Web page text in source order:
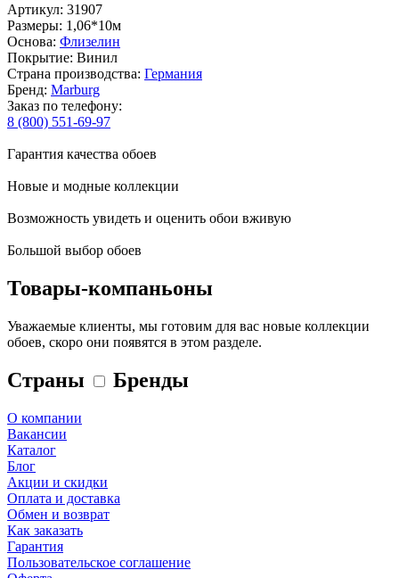
Артикул: 31907
Размеры: 1,06*10м
Основа: Флизелин
Покрытие: Винил
Страна производства: Германия
Бренд: Marburg
Заказ по телефону:
8 (800) 551-69-97
Гарантия качества обоев
Новые и модные коллекции
Возможность увидеть и оценить обои вживую
Большой выбор обоев
Товары-компаньоны
Уважаемые клиенты, мы готовим для вас новые коллекции
обоев, скоро они появятся в этом разделе.
Страны Бренды
О компании
Вакансии
Каталог
Блог
Акции и скидки
Оплата и доставка
Обмен и возврат
Как заказать
Гарантия
Пользовательское соглашение